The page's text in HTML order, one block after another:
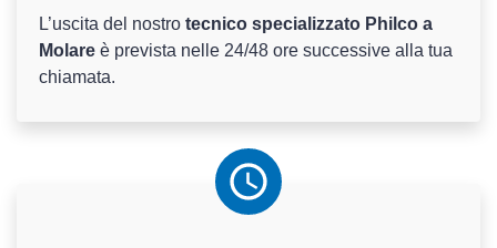
L’uscita del nostro tecnico specializzato Philco a
Molare è prevista nelle 24/48 ore successive alla tua
chiamata.